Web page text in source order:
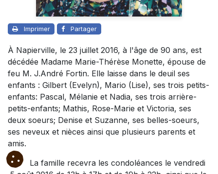
Imprimer Partager
À Napierville, le 23 juillet 2016, à l'âge de 90 ans, est
décédée Madame Marie-Thérèse Monette, épouse de
feu M. J.André Fortin. Elle laisse dans le deuil ses
enfants : Gilbert (Evelyn), Mario (Lise), ses trois petits-
enfants: Pascal, Mélanie et Nadia, ses trois arrière-
petits-enfants; Mathis, Rose-Marie et Victoria, ses
deux soeurs; Denise et Suzanne, ses belles-soeurs,
ses neveux et nièces ainsi que plusieurs parents et
amis.
La famille recevra les condoléances le vendredi